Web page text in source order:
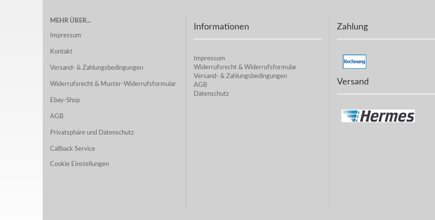
MEHR ÜBER...
Impressum
Kontakt
Versand- & Zahlungsbedingungen
Widerrufsrecht & Muster-Widerrufsformular
Ebay-Shop
AGB
Privatsphäre und Datenschutz
Callback Service
Cookie Einstellungen
Informationen
Impressum
Widerrufsrecht & Widerrufsformular
Versand- & Zahlungsbedingungen
AGB
Datenschutz
Zahlung
Versand